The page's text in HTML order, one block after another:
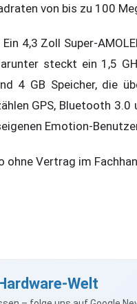
von bis zu 100
4,3 Zoll Super-
steckt ein 1,5
4 GB Speicher, die
GPS, Bluetooth 3.0
Emotion-
ohne Vertrag im
Welt